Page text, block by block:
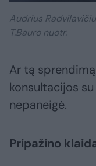
Audrius
T.Bauro nuotr.
Ar tą
konsultacijos
nepaneigė.
Pripažino